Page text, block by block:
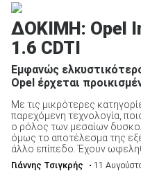
ΔΟΚΙΜΗ: Opel
1.6 CDTI
Εμφανώς
Opel έρχεται
Με τις μικρότερες
παρεχόμενη τεχνολογία,
ο ρόλος των μεσαίων
όμως το αποτέλεσμα της
άλλο επίπεδο. Έχουν
Γιάννης Τσιγκρής • 11